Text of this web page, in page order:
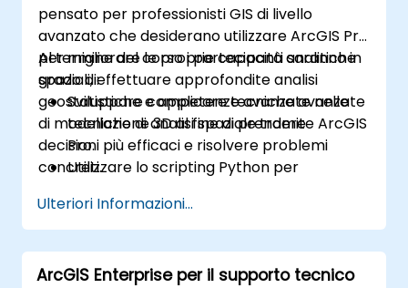
pensato per professionisti GIS di livello
avanzato che desiderano utilizzare ArcGIS Pro
per migliorare le proprie capacità analitiche
spaziali, effettuare approfondite analisi
geostatistiche e applicare tecniche avanzate
di modellazione 3D al fine di prendere
decisioni più efficaci e risolvere problemi
concreti.
Al termine del corso i partecipanti saranno in
grado di:
Sviluppare competenze avanzate nelle
tecniche di analisi spaziale tramite ArcGIS
Pro.
Utilizzare lo scripting Python per
dei dati.
Applicare la modellazione spaziale alla
risoluzione di situazioni reali.
Eseguire analisi geostatistiche per una
Ulteriori Informazioni...
ArcGIS Enterprise per il supporto tecnico